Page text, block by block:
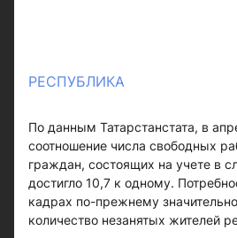
РЕСПУБЛИКА
По данным Татарстанстата, в
соотношение числа свободных
граждан, состоящих на учете в
достигло 10,7 к одному.
кадрах по-прежнему
количество незанятых жителей